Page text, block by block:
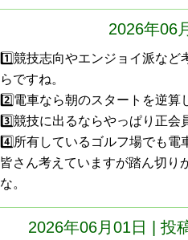
2026年06
1️⃣競技志向やエンジョイ派など
らですね。
2️⃣電車なら朝のスタートを逆算
3️⃣競技に出るならやっぱり正会
4️⃣所有しているゴルフ場でも電
皆さん考えていますが踏ん切り
な。
2026年06月01日 | 投